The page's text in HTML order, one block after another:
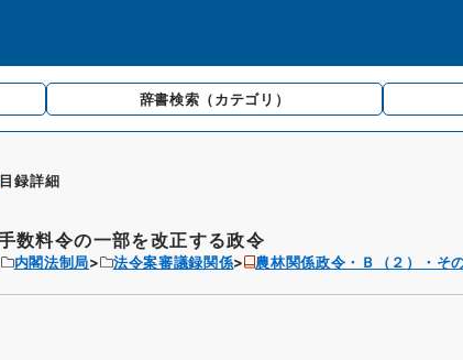
辞書検索 （カテゴリ）
目録詳細
数料令の一部を改正する政令
内閣法制局 法令案審議録関係 農林関係政令・Ｂ（２）・そ